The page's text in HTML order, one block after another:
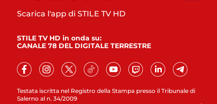
Testata iscritta nel Registro della Stampa presso il Tribunale di
Salerno al n. 34/2009
Scarica l'app di STILE TV HD
STILE TV HD in onda su:
CANALE 78 DEL DIGITALE TERRESTRE